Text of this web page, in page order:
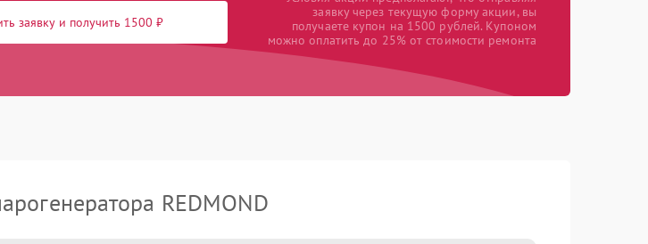
заявку и получить 1500 ₽
заявку через текущую форму акции, вы
получаете купон на 1500 рублей. Купоном
можно оплатить до 25% от стоимости ремонта
REDMOND